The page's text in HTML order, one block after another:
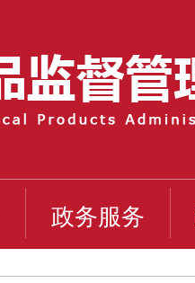
政务服务